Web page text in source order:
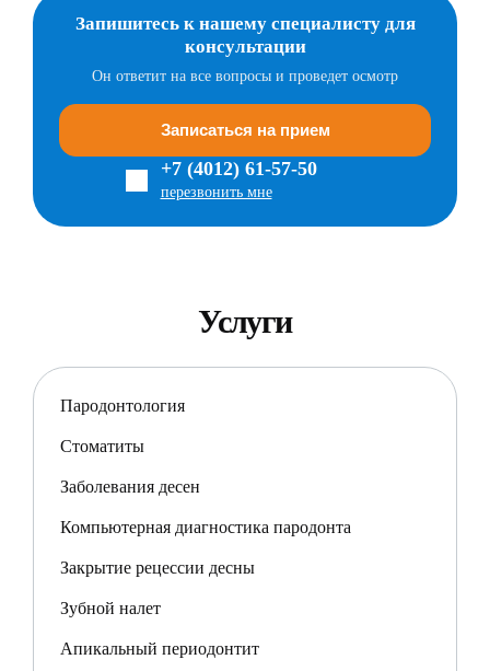
Запишитесь к нашему специалисту для
консультации
Он ответит на все вопросы и проведет осмотр
Записаться на прием
+7 (4012) 61-57-50
перезвонить мне
Услуги
Пародонтология
Стоматиты
Заболевания десен
Компьютерная диагностика пародонта
Закрытие рецессии десны
Зубной налет
Апикальный периодонтит